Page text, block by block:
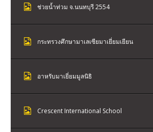
ช่วยน้ำท่วม จ.นนทบุรี 2554
กระทรวงศึกษามาเลเซียมาเยี่ยมเยียน
อาหรับมาเยี่ยมมูลนิธิ
Crescent International School